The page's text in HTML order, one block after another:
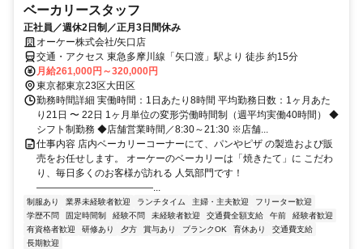
ベーカリースタッフ
正社員／週休2日制／正月3日間休み
オーケー株式会社/矢口店
交通・アクセス 東急多摩川線「矢口渡」駅より 徒歩 約15分
月給261,000円～320,000円
東京都東京23区大田区
勤務時間詳細 実働時間：1日あたり8時間 平均勤務日数：1ヶ月あた
り21日 〜 22日 1ヶ月単位の変形労働時間制（週平均実働40時間） ◆
シフト制勤務 ◆店舗営業時間／8:30～21:30 ※店舗...
仕事内容 店内ベーカリーコーナーにて、パンやピザ の製造および販
売をお任せします。 オーケーのベーカリーは「焼きたて」に こだわ
り、毎日多くのお客様が訪れる 人気部門です！
――――――――――――...
制服あり 業界未経験者歓迎 ランチタイム 主婦・主夫歓迎
フリーター歓迎
学歴不問
固定時間制 経験不問 未経験者歓迎 交通費全額支給 午前
経験者歓迎
有資格者歓迎
研修あり 夕方 賞与あり ブランクOK 育休あり
交通費支給
長期歓迎